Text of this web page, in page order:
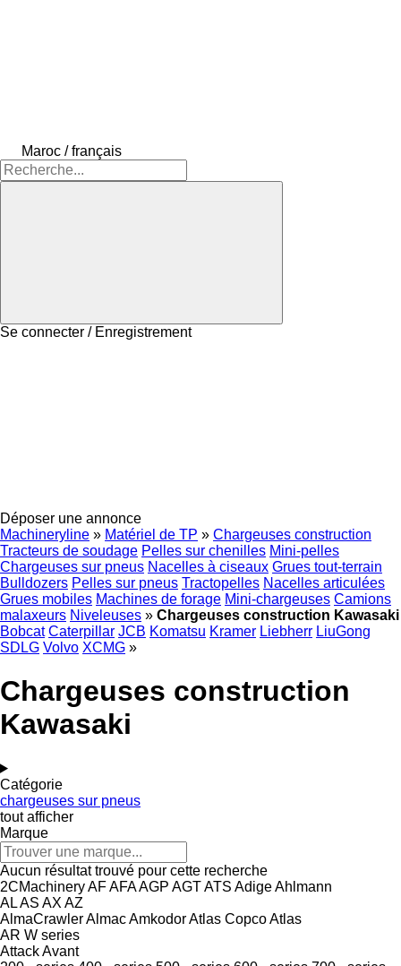
Maroc / français
Se connecter / Enregistrement
Déposer une annonce
Machineryline » Matériel de TP » Chargeuses construction
Tracteurs de soudage Pelles sur chenilles Mini-pelles
Chargeuses sur pneus Nacelles à ciseaux Grues tout-terrain
Bulldozers Pelles sur pneus Tractopelles Nacelles articulées
Grues mobiles Machines de forage Mini-chargeuses Camions
malaxeurs Niveleuses » Chargeuses construction Kawasaki
Bobcat Caterpillar JCB Komatsu Kramer Liebherr LiuGong
SDLG Volvo XCMG »
Chargeuses construction
Kawasaki
Catégorie
chargeuses sur pneus
tout afficher
Marque
Aucun résultat trouvé pour cette recherche
2CMachineryAFAFAAGP AGTATS AdigeAhlmann
ALAS AX AZ
AlmaCrawlerAlmacAmkodorAtlas CopcoAtlas
AR W series
AttackAvant